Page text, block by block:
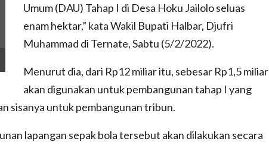
Umum (DAU) Tahap I di Desa Hoku Jailolo seluas
enam hektar,” kata Wakil Bupati Halbar, Djufri
Muhammad di Ternate, Sabtu (5/2/2022).
Menurut dia, dari Rp12 miliar itu, sebesar Rp1,5 miliar
akan digunakan untuk pembangunan tahap I yang
sisanya untuk pembangunan tribun.
lapangan sepak bola tersebut akan dilakukan secara